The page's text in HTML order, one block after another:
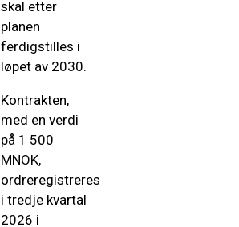
skal etter
planen
ferdigstilles i
løpet av 2030.
Kontrakten,
med en verdi
på 1 500
MNOK,
ordreregistreres
i tredje kvartal
2026 i